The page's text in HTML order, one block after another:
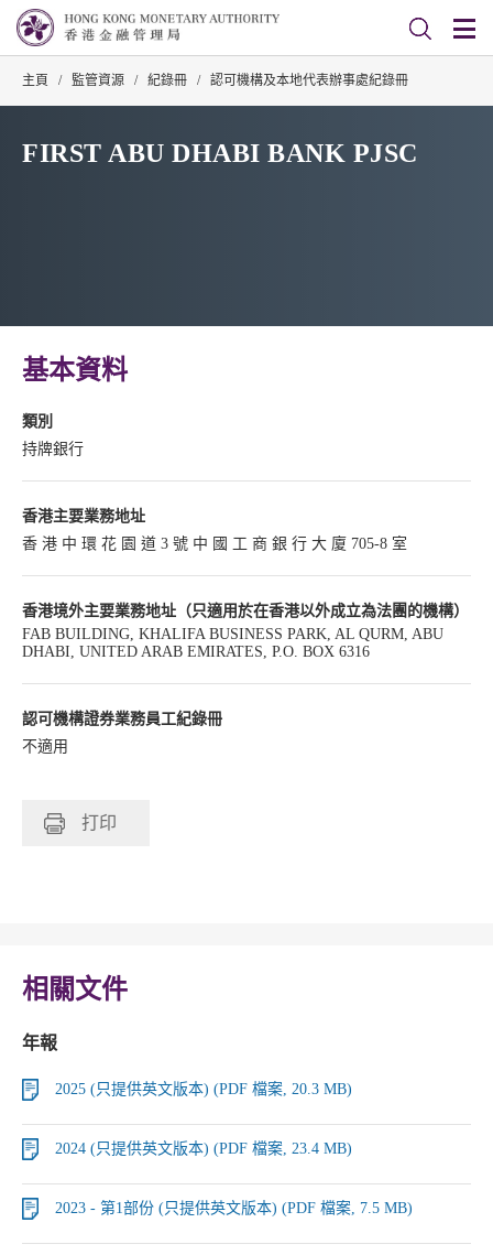
主頁 / 監管資源 / 紀錄冊 / 認可機構及本地代表辦事處紀錄冊
FIRST ABU DHABI BANK PJSC
基本資料
類別
持牌銀行
香港主要業務地址
香 港 中 環 花 園 道 3 號 中 國 工 商 銀 行 大 廈 705-8 室
香港境外主要業務地址（只適用於在香港以外成立為法團的機構）
FAB BUILDING, KHALIFA BUSINESS PARK, AL QURM, ABU
DHABI, UNITED ARAB EMIRATES, P.O. BOX 6316
認可機構證券業務員工紀錄冊
不適用
打印
相關文件
年報
2025 (只提供英文版本) (PDF 檔案, 20.3 MB)
2024 (只提供英文版本) (PDF 檔案, 23.4 MB)
2023 - 第1部份 (只提供英文版本) (PDF 檔案, 7.5 MB)